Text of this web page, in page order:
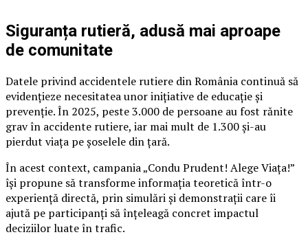
Siguranța rutieră, adusă mai aproape
de comunitate
Datele privind accidentele rutiere din România continuă să
evidențieze necesitatea unor inițiative de educație și
prevenție. În 2025, peste 3.000 de persoane au fost rănite
grav în accidente rutiere, iar mai mult de 1.300 și-au
pierdut viața pe șoselele din țară.
În acest context, campania „Condu Prudent! Alege Viața!”
își propune să transforme informația teoretică într-o
experiență directă, prin simulări și demonstrații care îi
ajută pe participanți să înțeleagă concret impactul
deciziilor luate în trafic.